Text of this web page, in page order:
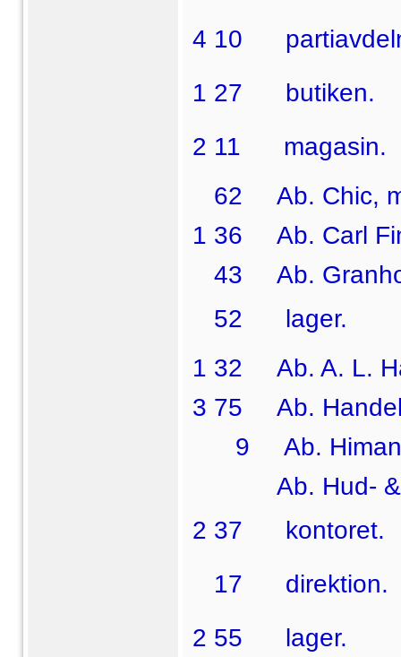
4 10 
1 27  butiken.
2 11  magasin.
62 Ab. Chic,
1 36 Ab. Carl
43 Ab.
52  lager.
1 32 Ab. A. L.
3 75 Ab.
9 Ab.
Ab. Hud- &
2 37  kontoret.
17  direktion.
2 55  lager.